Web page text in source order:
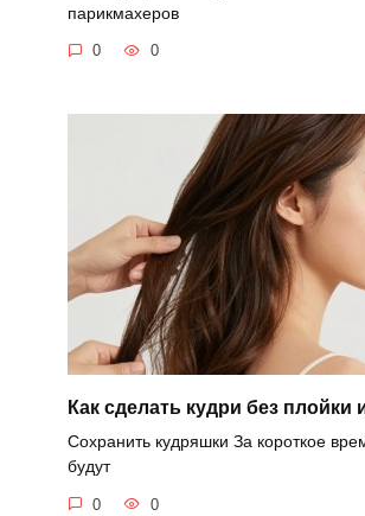
парикмахеров
0 0
Как сделать кудри без плойки
Сохранить кудряшки За короткое
будут
0 0